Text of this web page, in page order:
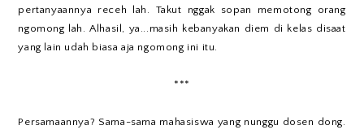
pertanyaannya receh lah. Takut nggak sopan memotong orang
ngomong lah. Alhasil, ya...masih kebanyakan diem di kelas disaat
yang lain udah biasa aja ngomong ini itu.
***
Persamaannya? Sama-sama mahasiswa yang nunggu dosen dong.